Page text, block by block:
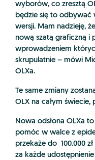
wyborów, co zresztą
będzie się to odbywać
wersji. Mam nadzieję,
nową szatą graficzną i
wprowadzeniem
skrupulatnie – mówi
OLXa.
Te same zmiany
OLX na całym
Nowa odsłona OLXa
pomóc w walce z
przekaże do 100.000
za każde